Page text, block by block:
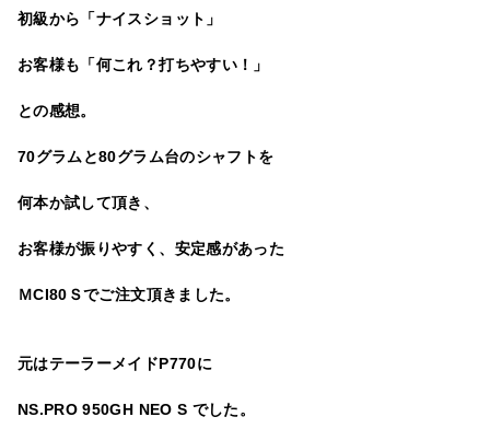
初級から「ナイスショット」
お客様も「何これ？打ちやすい！」
との感想。
70グラムと80グラム台のシャフトを
何本か試して頂き、
お客様が振りやすく、安定感があった
ＭCI80Ｓでご注文頂きました。
元はテーラーメイドP770に
NS.PRO 950GH NEO S でした。